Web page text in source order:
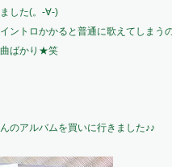
した(。-∀-)
ントロかかると普通に歌えてしまう
曲ばかり★笑
のアルバムを買いに行きました♪♪